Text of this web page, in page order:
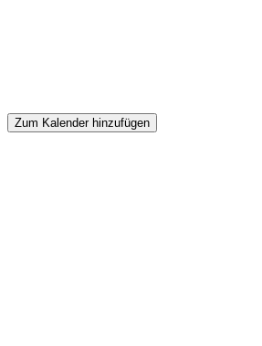
Zum Kalender hinzufügen